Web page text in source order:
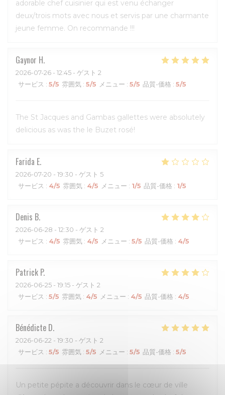
adorable chef cuisinier qui est venu échanger
deux/trois mots avec nous et servis par une charmante
jeune femme. On recommande !!!
Gaynor H
2026-07-26 - 12:45 - ゲスト 2
サービス : 5/5 雰囲気 : 5/5 メニュー : 5/5 品質-価格 : 5/5
The St Jacques and Gambas gallettes were absolutely
delicious as was the le Buzet rosé!
Farida E
2026-07-20 - 19:30 - ゲスト 5
サービス : 4/5 雰囲気 : 4/5 メニュー : 1/5 品質-価格 : 1/5
Denis B
2026-06-28 - 12:30 - ゲスト 2
サービス : 4/5 雰囲気 : 4/5 メニュー : 5/5 品質-価格 : 4/5
Patrick P
2026-06-25 - 19:15 - ゲスト 2
サービス : 5/5 雰囲気 : 4/5 メニュー : 4/5 品質-価格 : 4/5
Bénédicte D
2026-06-22 - 19:30 - ゲスト 2
サービス : 5/5 雰囲気 : 5/5 メニュー : 5/5 品質-価格 : 5/5
Un petite pépite a découvrir dans le cœur de ville